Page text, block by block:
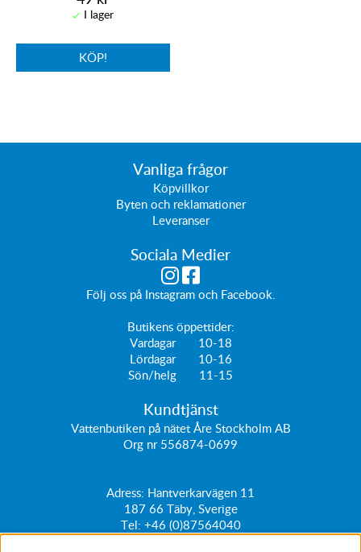
KÖP!
Vanliga frågor
Köpvillkor
Byten och reklamationer
Leveranser
Sociala Medier
Följ oss på Instagramoch Facebook
Butikens öppettider:
Vardagar 10-18
Lördagar 10-16
Sön/helg 11-15
Kundtjänst
Vattenbutiken på nätet Åre Stockholm AB
Org nr 556874-0699
Adress: Hantverkarvägen 11
187 66 Täby, Sverige
Tel: +46 (0)87564040
kundtjanst@vattenbutiken.se